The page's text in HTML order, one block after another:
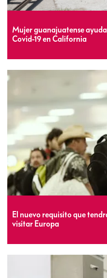
Mujer guanajuatense
Covid-19 en California
El nuevo requisito que
visitar Europa